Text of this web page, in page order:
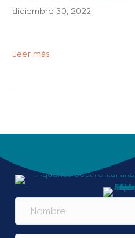
diciembre 30, 2022
Leer más